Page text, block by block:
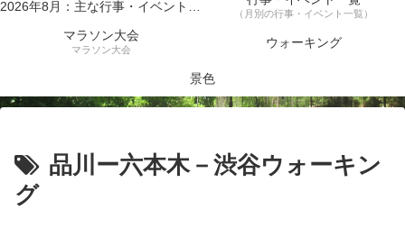
2026年8月：主な行事・イベント一覧 （月別の行事・イベント一覧）
マラソン大会
マラソン大会 ウォーキング
景色
品川ー六本木－渋谷ウォーキン
グ